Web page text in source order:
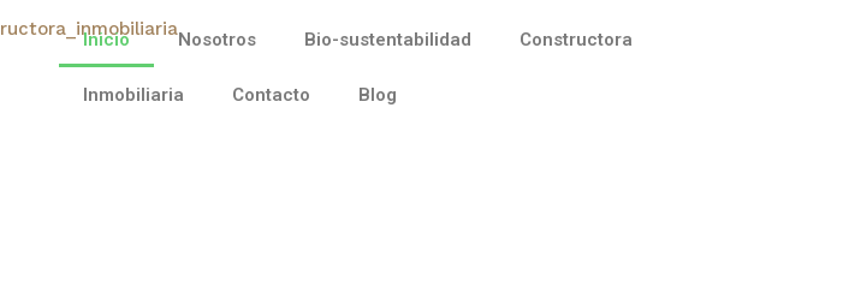
Inicio Nosotros Bio-sustentabilidad Constructora
Inmobiliaria Contacto Blog